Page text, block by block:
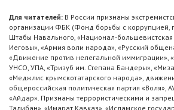
Для читателей: В России признаны
организации ФБК (Фонд борьбы с коррупцией,
Штабы Навального, «Национал-большевистская
Иеговы», «Армия воли народа», «Русский
«Движение против нелегальной иммиграции»,
УНСО, УПА, «Тризуб им. Степана Бандеры»,
«Меджлис крымскотатарского народа»,
общероссийская политическая партия «Воля»,
«Айдар». Признаны террористическими и
Талибан», «Имарат Кавказ», «Исламское